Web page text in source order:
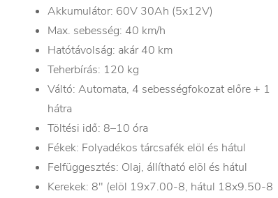
Akkumulátor: 60V 30Ah (5x12V)
Max. sebesség: 40 km/h
Hatótávolság: akár 40 km
Teherbírás: 120 kg
Váltó: Automata, 4 sebességfokozat előre + 1
hátra
Töltési idő: 8–10 óra
Fékek: Folyadékos tárcsafék elöl és hátul
Felfüggesztés: Olaj, állítható elöl és hátul
Kerekek: 8" (elöl 19x7.00-8, hátul 18x9.50-8